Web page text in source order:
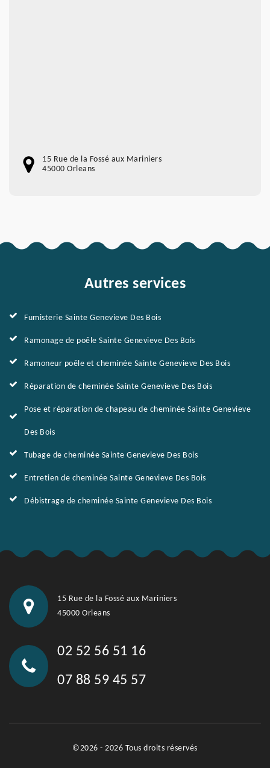
15 Rue de la Fossé aux Mariniers
45000 Orleans
Autres services
Fumisterie Sainte Genevieve Des Bois
Ramonage de poêle Sainte Genevieve Des Bois
Ramoneur poêle et cheminée Sainte Genevieve Des Bois
Réparation de cheminée Sainte Genevieve Des Bois
Pose et réparation de chapeau de cheminée Sainte Genevieve
Des Bois
Tubage de cheminée Sainte Genevieve Des Bois
Entretien de cheminée Sainte Genevieve Des Bois
Débistrage de cheminée Sainte Genevieve Des Bois
15 Rue de la Fossé aux Mariniers
45000 Orleans
02 52 56 51 16
07 88 59 45 57
©2026 - 2026 Tous droits réservés